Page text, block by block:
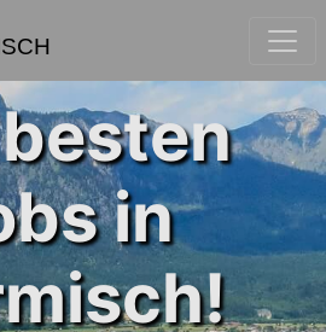
in